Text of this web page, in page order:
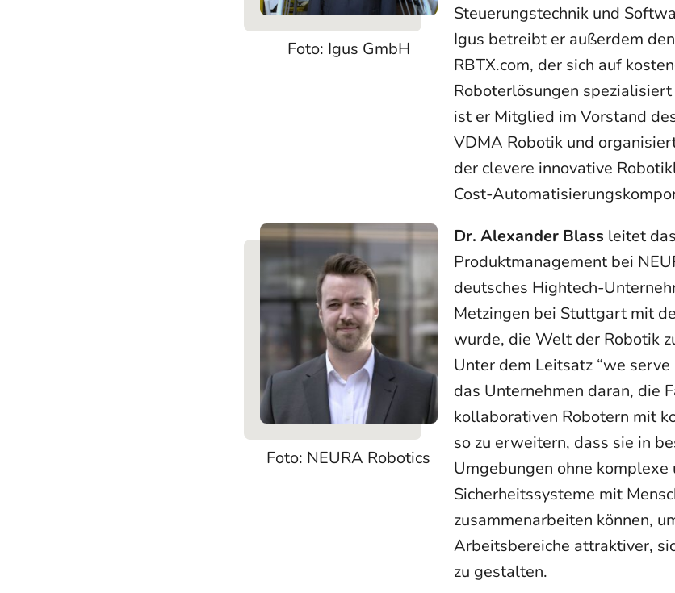
Foto: Igus GmbH
Steuerungstechnik und
Igus betreibt er außerdem
RBTX.com, der sich auf
Roboterlösungen
ist er Mitglied im Vorstand
VDMA Robotik und
der clevere innovative
Cost-
Foto: NEURA Robotics
Dr. Alexander Blass leitet
Produktmanagement bei
deutsches Hightech-
Metzingen bei Stuttgart mit
wurde, die Welt der Robotik
Unter dem Leitsatz “we
das Unternehmen daran, die
kollaborativen Robotern mit
so zu erweitern, dass sie in
Umgebungen ohne
Sicherheitssysteme mit
zusammenarbeiten können,
Arbeitsbereiche attraktiver,
zu gestalten.